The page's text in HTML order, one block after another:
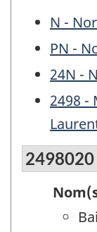
N -
PN -
24N -
2498 -